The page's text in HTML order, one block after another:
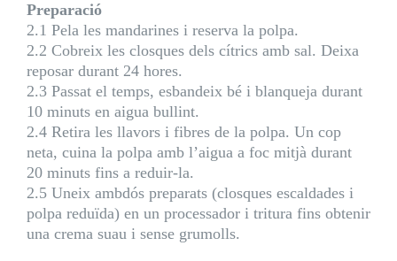
Preparació
2.1 Pela les mandarines i reserva la polpa.
2.2 Cobreix les closques dels cítrics amb sal. Deixa
reposar durant 24 hores.
2.3 Passat el temps, esbandeix bé i blanqueja durant
10 minuts en aigua bullint.
2.4 Retira les llavors i fibres de la polpa. Un cop
neta, cuina la polpa amb l’aigua a foc mitjà durant
20 minuts fins a reduir-la.
2.5 Uneix ambdós preparats (closques escaldades i
polpa reduïda) en un processador i tritura fins obtenir
una crema suau i sense grumolls.